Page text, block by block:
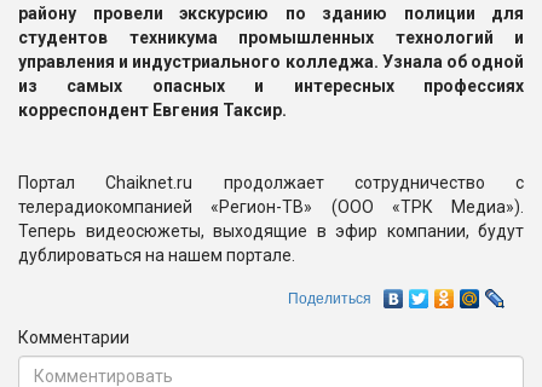
району провели экскурсию по зданию полиции для
студентов техникума промышленных технологий и
управления и индустриального колледжа. Узнала об одной
из самых опасных и интересных профессиях
корреспондент Евгения Таксир.
Портал Chaiknet.ru продолжает сотрудничество с
телерадиокомпанией «Регион-ТВ» (ООО «ТРК Медиа»).
Теперь видеосюжеты, выходящие в эфир компании, будут
дублироваться на нашем портале.
Поделиться
Комментарии